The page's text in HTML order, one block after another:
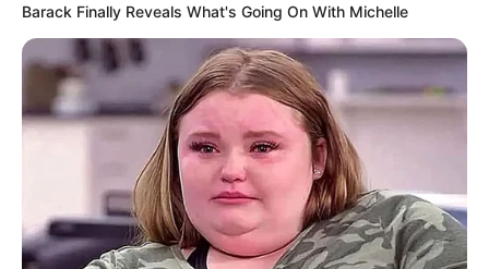
Barack Finally Reveals What's Going On With Michelle